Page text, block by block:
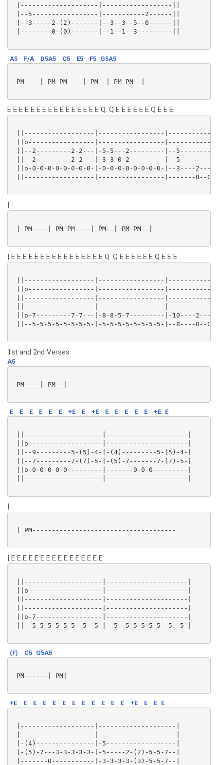
|--------------------|------------------||
|--5-----------------|-----------2------||
|--3-----2-(2)-------|--3--3--5--0------||
|--------0-(0)-------|--1--1--3---------||
A5 F/A D5A5 C5 E5 F5 G5A5
PM----| PM PM----| PM--| PM PM--|
E E E E E E E E E E E E E E E E Q. Q E E E E E E Q E E E
||------------------|-----------------
||o-----------------|-----------------
||--2---------2-2---|-5-5---2---------|--
||--2---------2-2---|-3-3-0-2---------|--
||o-0-0-0-0-0-0-0-0-|-0-0-0-0-0-0-0-0-|--3----
||------------------|-----------------|-------0--0-
|
| PM----| PM PM----| PM--| PM PM--|
| E E E E E E E E E E E E E E E E Q. Q E E E E E E Q E E E
||------------------|-----------------
||o-----------------|-----------------
||------------------|-----------------
||------------------|-----------------
||o-7---------7-7---|-8-8-5-7---------|-10----
||--5-5-5-5-5-5-5-5-|-5-5-5-5-5-5-5-5-|--8----0--
1st and 2nd Verses
A5
PM----| PM--|
E E E E E E +E E +E E E E E E +E E
||--------------------|---------------------|
||o-------------------|---------------------|
||--9---------5-(5)-4-|-(4)---------5-(5)-4-|
||--7---------7-(7)-5-|-(5)-7-------7-(7)-5-|
||o-0-0-0-0-0---------|-------0-0-0---------|
||--------------------|---------------------|
|
| PM-------------------------------------
| E E E E E E E E E E E E E E E E
||--------------------|---------------------|
||o-------------------|---------------------|
||--------------------|---------------------|
||--------------------|---------------------|
||o-7-----------------|---------------------|
||--5-5-5-5-5-5--5--5-|--5--5-5-5-5-5--5--5-|
(F) C5 G5A5
PM------| PM|
+E E E E E E E E E E E E +E E E E
|-------------------|--------------------|
|-------------------|--------------------|
|-(4)---------------|-5------------------|
|-(5)-7---3-3-3-3-3-|-5-----2-(2)-5-5-7--|
|-------0-----------|-3-3-3-3-(3)-5-5-7--|